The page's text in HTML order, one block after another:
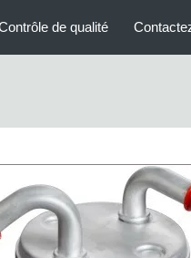
de qualité